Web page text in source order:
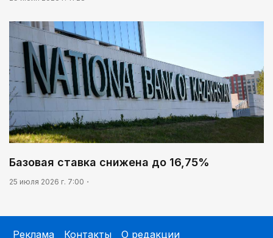
Базовая ставка снижена до 16,75%
25 июля 2026 г. 7:00
Реклама Контакты
О редакции